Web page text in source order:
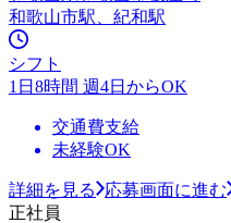
和歌山市駅、紀和駅
シフト
1日8時間 週4日からOK
交通費支給
未経験OK
詳細を見る
応募画面に進む
正社員